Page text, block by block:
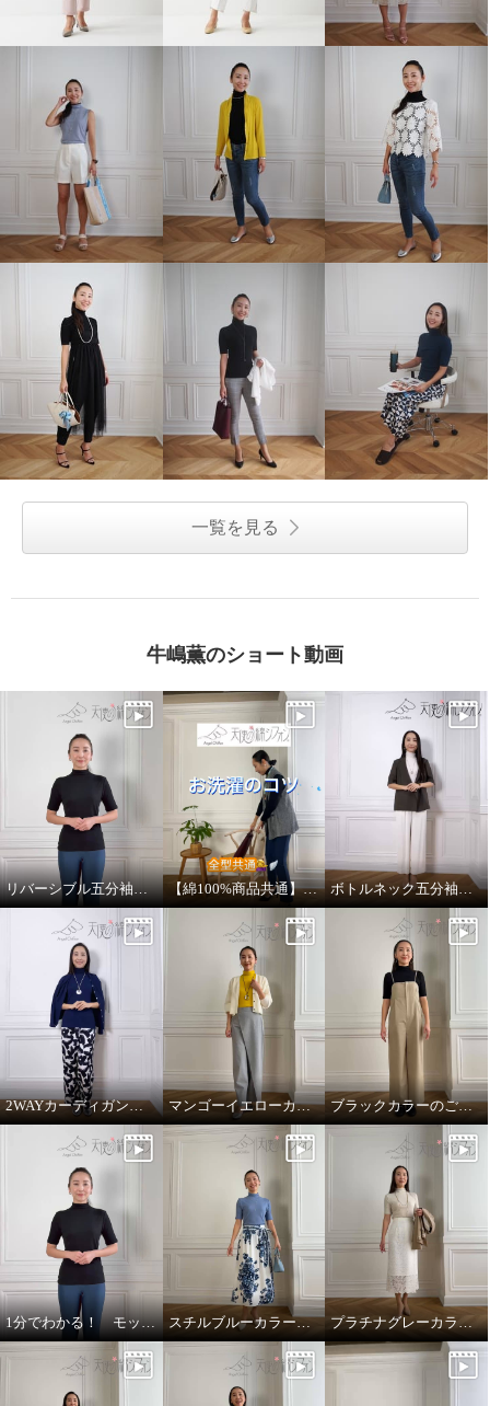
一覧を見る
牛嶋薫のショート動画
リバーシブル五分袖プルオーバーのご紹介 【綿100%商品共通】推奨メンテナンス方法
2WAYカーディガンの着用方法 マンゴーイエローカラーのご紹介 ブラックカラーのご紹介
1分でわかる！ モックネックリバーシブル五分袖プルオーバー！ スチルブルーカラーのご紹介 プラチナグレーカラーのご紹介とまとめ